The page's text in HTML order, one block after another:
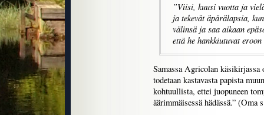
”Viisi, kuusi vuotta ja
ja tekevät äpärälapsia,
välinsä ja saa aikaan
että he hankkiutuvat
Samassa Agricolan käsikirjassa
todetaan kastavasta papista
kohtuullista, ettei juopuneen
äärimmäisessä hädässä.” (Oma